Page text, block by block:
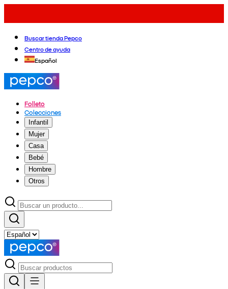
Buscar tienda Pepco
Centro de ayuda
Español
Folleto
Colecciones
Infantil
Mujer
Casa
Bebé
Hombre
Otros